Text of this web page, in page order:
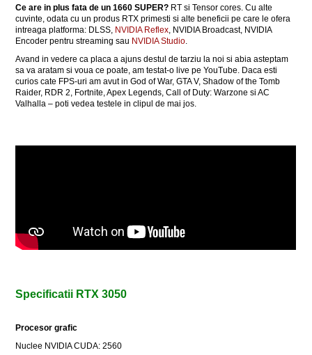
Ce are in plus fata de un 1660 SUPER? RT si Tensor cores. Cu alte
cuvinte, odata cu un produs RTX primesti si alte beneficii pe care le ofera
intreaga platforma: DLSS, NVIDIA Reflex, NVIDIA Broadcast, NVIDIA
Encoder pentru streaming sau NVIDIA Studio.
Avand in vedere ca placa a ajuns destul de tarziu la noi si abia asteptam
sa va aratam si voua ce poate, am testat-o live pe YouTube. Daca esti
curios cate FPS-uri am avut in God of War, GTA V, Shadow of the Tomb
Raider, RDR 2, Fortnite, Apex Legends, Call of Duty: Warzone si AC
Valhalla – poti vedea testele in clipul de mai jos.
Specificatii RTX 3050
Procesor grafic
Nuclee NVIDIA CUDA: 2560